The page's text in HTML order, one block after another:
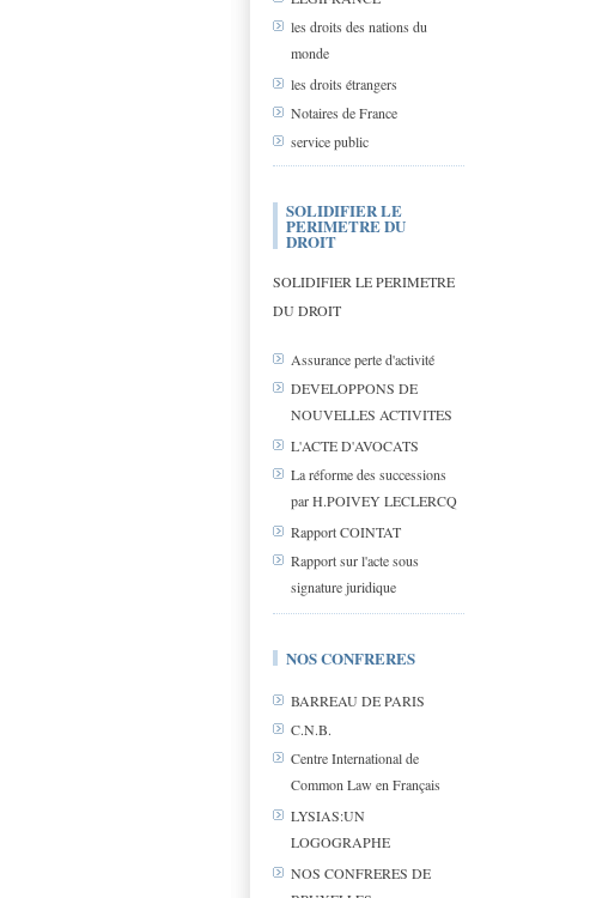
les droits des nations du
monde
les droits étrangers
Notaires de France
service public
SOLIDIFIER LE
PERIMETRE DU
DROIT
SOLIDIFIER LE PERIMETRE
DU DROIT
Assurance perte d'activité
DEVELOPPONS DE
NOUVELLES ACTIVITES
L'ACTE D'AVOCATS
La réforme des successions
par H.POIVEY LECLERCQ
Rapport COINTAT
Rapport sur l'acte sous
signature juridique
NOS CONFRERES
BARREAU DE PARIS
C.N.B.
Centre International de
Common Law en Français
LYSIAS:UN
LOGOGRAPHE
NOS CONFRERES DE